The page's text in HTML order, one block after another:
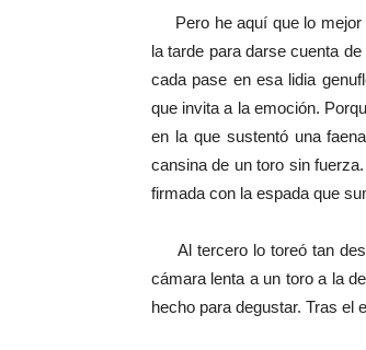
Pero he aquí que lo mejor
la tarde para darse cuenta
cada pase en esa lidia
que invita a la emoción.
en la que sustentó una
cansina de un toro sin
firmada con la espada que
Al tercero lo toreó tan
cámara lenta a un toro a la
hecho para degustar. Tras el